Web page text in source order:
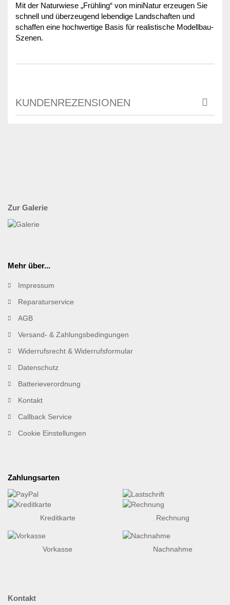
Mit der Naturwiese „Frühling“ von miniNatur erzeugen Sie
schnell und überzeugend lebendige Landschaften und
schaffen eine hochwertige Basis für realistische Modellbau-
Szenen.
KUNDENREZENSIONEN
Zur Galerie
Mehr über...
Impressum
Reparaturservice
AGB
Versand- & Zahlungsbedingungen
Widerrufsrecht & Widerrufsformular
Datenschutz
Batterieverordnung
Kontakt
Callback Service
Cookie Einstellungen
Zahlungsarten
Kreditkarte Rechnung
Vorkasse Nachnahme
Kontakt